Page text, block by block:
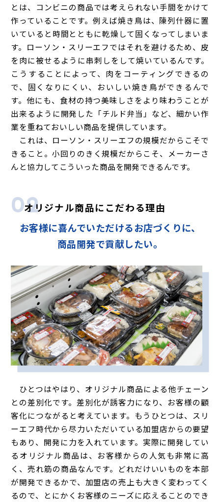
とは、コンビニの商品では考えられない手間をかけて
作っていることです。例えば焼き鳥は、陳列什器に置
いていると時間とともに乾燥して固くなってしまいま
す。ローソン・スリーエフではそれを避けるため、皮
を肉に被せるように串刺しをして焼いているんです。
こうすることによって、肉をコーティングできるの
で、固くなりにくい、おいしい焼き鳥ができるんで
す。他にも、食材の持つ美味しさをより味わうことが
出来るように開発した「チルド弁当」など、細かい作
業を重ねておいしい商品を提供しています。
これは、ローソン・スリーエフの規模だからこそで
きること。小回りのきく規模だからこそ、メーカーさ
んと協力してこういった商品を開発できるんです。
02
オリジナル商品にこだわる理由
お客様に喜んでいただけるお店づくりに、
商品開発で貢献したい。
ひとつはやはり、オリジナル商品による他チェーン
との差別化です。差別化が誘客力になり、お客様の顧
客化につながると考えています。もうひとつは、スリ
ーエフ時代から尽力いただいている加盟店からの要望
もあり、開発に力を入れています。実際に開発してい
るオリジナル商品は、お客様からの人気も非常に高
く、売れ筋の商品なんです。どれだけいいものを本部
が開発できるかで、加盟店の売上も大きく変わってく
るので、とにかくお客様のニーズに応えることのでき